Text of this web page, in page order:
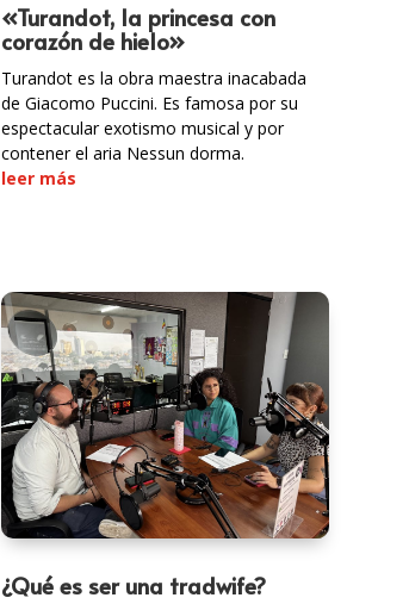
«Turandot, la princesa con
corazón de hielo»
Turandot es la obra maestra inacabada
de Giacomo Puccini. Es famosa por su
espectacular exotismo musical y por
contener el aria Nessun dorma.
leer más
¿Qué es ser una tradwife?